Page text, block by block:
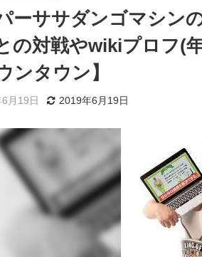
ーササダンゴマシン
の対戦やwikiプロフ(
ンタウン】
月19日 2019年6月19日